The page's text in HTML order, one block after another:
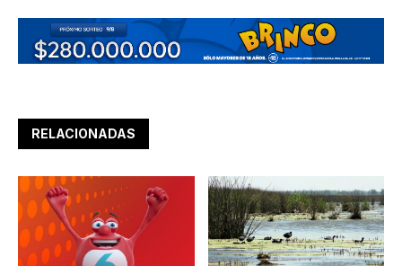
RELACIONADAS